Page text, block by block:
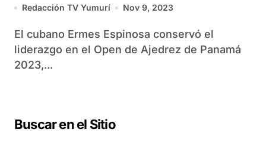
Redacción TV Yumurí Nov 9, 2023
El cubano Ermes Espinosa conservó el
liderazgo en el Open de Ajedrez de Panamá
2023,...
Buscar en el Sitio